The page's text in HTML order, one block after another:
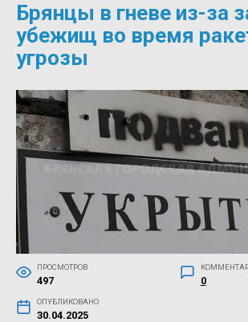
Брянцы в гневе из-за
убежищ во время
угрозы
ПРОСМОТРОВ
497 0
ОПУБЛИКОВАНО
30.04.2025